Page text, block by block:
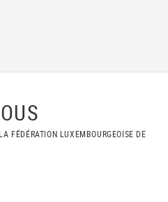
FÉDÉRATION LUXEMBOURGEOISE DE